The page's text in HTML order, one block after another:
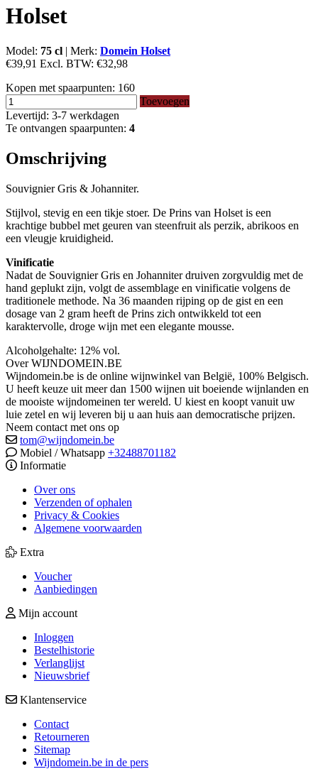
Holset
Model: 75 cl | Merk: Domein Holset
€39,91 Excl. BTW: €32,98
Kopen met spaarpunten: 160
Toevoegen
Levertijd: 3-7 werkdagen
Te ontvangen spaarpunten: 4
Omschrijving
Souvignier Gris & Johanniter.
Stijlvol, stevig en een tikje stoer. De Prins van Holset is een
krachtige bubbel met geuren van steenfruit als perzik, abrikoos en
een vleugje kruidigheid.
Vinificatie
Nadat de Souvignier Gris en Johanniter druiven zorgvuldig met de
hand geplukt zijn, volgt de assemblage en vinificatie volgens de
traditionele methode. Na 36 maanden rijping op de gist en een
dosage van 2 gram heeft de Prins zich ontwikkeld tot een
karaktervolle, droge wijn met een elegante mousse.
Alcoholgehalte: 12% vol.
Over WIJNDOMEIN.BE
Wijndomein.be is de online wijnwinkel van België, 100% Belgisch.
U heeft keuze uit meer dan 1500 wijnen uit boeiende wijnlanden en
de mooiste wijndomeinen ter wereld. U kiest en koopt vanuit uw
luie zetel en wij leveren bij u aan huis aan democratische prijzen.
Neem contact met ons op
tom@wijndomein.be
Mobiel / Whatsapp +32488701182
Informatie
Over ons
Verzenden of ophalen
Privacy & Cookies
Algemene voorwaarden
Extra
Voucher
Aanbiedingen
Mijn account
Inloggen
Bestelhistorie
Verlanglijst
Nieuwsbrief
Klantenservice
Contact
Retourneren
Sitemap
Wijndomein.be in de pers